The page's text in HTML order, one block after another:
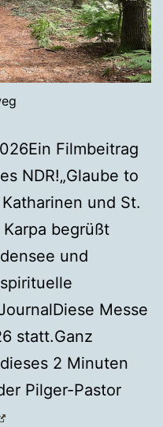
Filmbeitrag
NDR!„Glaube to
und St.
begrüßt
und
Messe
statt.Ganz
2 Minuten
Pilger-Pastor